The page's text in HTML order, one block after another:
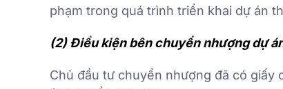
phạm trong quá trình triển khai dự án
(2) Điều kiện bên chuyển nhượng dự
Chủ đầu tư chuyển nhượng đã có